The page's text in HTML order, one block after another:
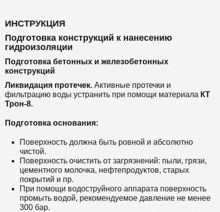
ИНСТРУКЦИЯ
Подготовка конструкций к нанесению
гидроизоляции
Подготовка бетонных и железобетонных
конструкций
Ликвидация протечек. Активные протечки и
фильтрацию воды устранить при помощи материала КТ
Трон-8.
Подготовка основания:
Поверхность должна быть ровной и абсолютно
чистой.
Поверхность очистить от загрязнений: пыли, грязи,
цементного молочка, нефтепродуктов, старых
покрытий и пр.
При помощи водоструйного аппарата поверхность
промыть водой, рекомендуемое давление не менее
300 бар.